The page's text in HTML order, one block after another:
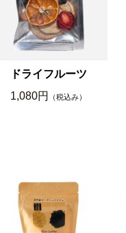
ドライフルーツ
1,080円
（税込み）